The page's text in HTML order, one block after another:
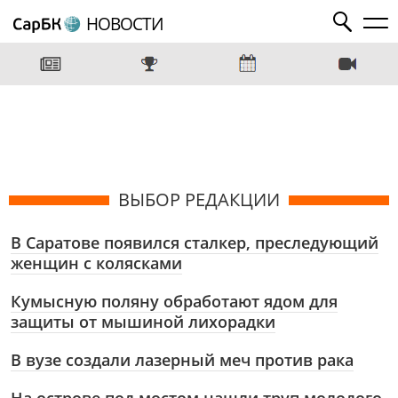
НОВОСТИ
ВЫБОР РЕДАКЦИИ
В Саратове появился сталкер, преследующий
женщин с колясками
Кумысную поляну обработают ядом для
защиты от мышиной лихорадки
В вузе создали лазерный меч против рака